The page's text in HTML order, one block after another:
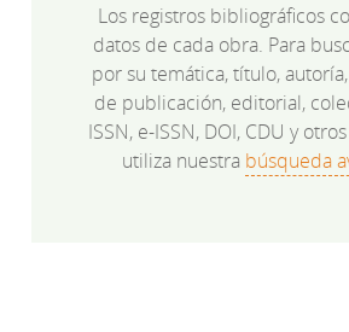
Los registros bibliográficos
datos de cada obra. Para
por su temática, título,
de publicación, editorial,
ISSN, e-ISSN, DOI, CDU y
utiliza nuestra búsqueda